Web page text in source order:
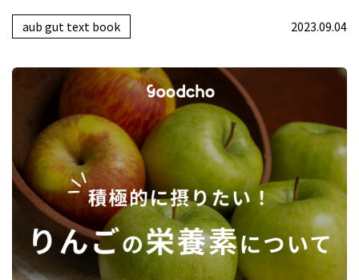
aub gut text book 2023.09.04